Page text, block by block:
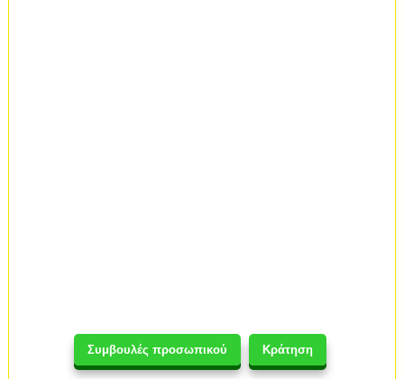
Συμβουλές προσωπικού Κράτηση